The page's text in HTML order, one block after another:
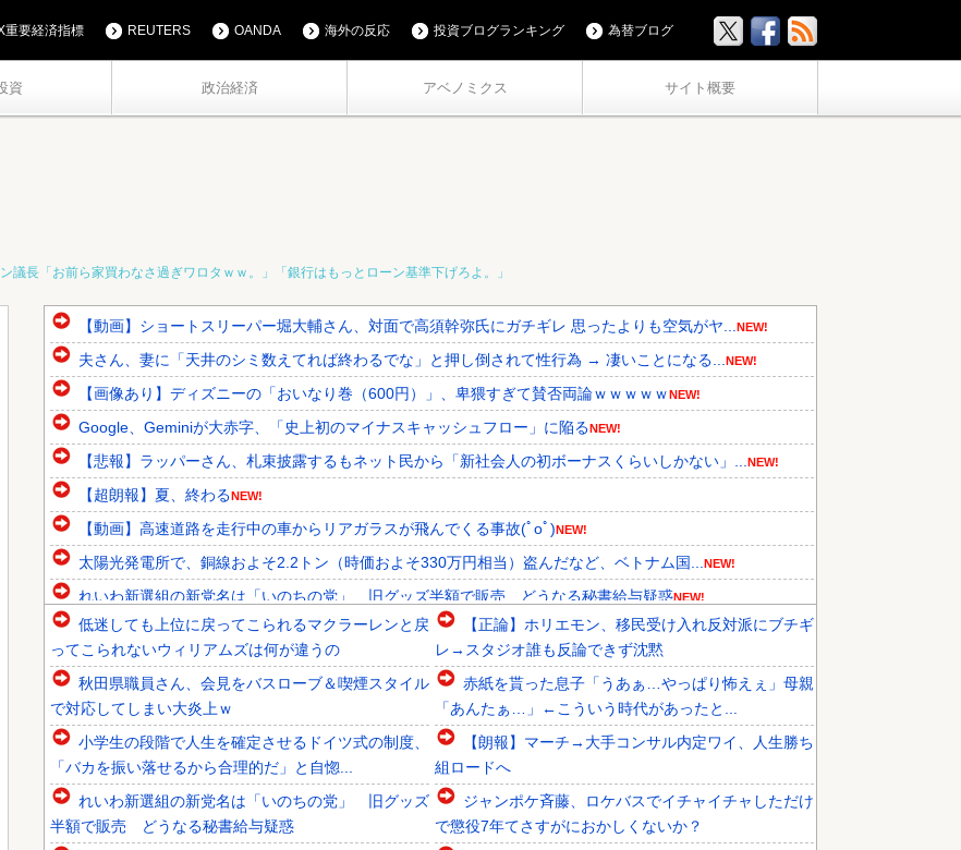
資 政治経済 アベノミクス サイト概要
重要経済指標 REUTERS OANDA 海外の反応 投資ブログランキング 為替ブログ
議長「お前ら家買わなさ過ぎワロタｗｗ。」「銀行はもっとローン基準下げろよ。」
【動画】ショートスリーパー堀大輔さん、対面で高須幹弥氏にガチギレ 思ったよりも空気がヤ... NEW!
夫さん、妻に「天井のシミ数えてれば終わるでな」と押し倒されて性行為 → 凄いことになる... NEW!
【画像あり】ディズニーの「おいなり巻（600円）」、卑猥すぎて賛否両論ｗｗｗｗｗNEW!
Google、Geminiが大赤字、「史上初のマイナスキャッシュフロー」に陥るNEW!
【悲報】ラッパーさん、札束披露するもネット民から「新社会人の初ボーナスくらいしかない」... NEW!
【超朗報】夏、終わるNEW!
【動画】高速道路を走行中の車からリアガラスが飛んでくる事故(ﾟoﾟ)NEW!
太陽光発電所で、銅線およそ2.2トン（時価およそ330万円相当）盗んだなど、ベトナム国... NEW!
れいわ新選組の新党名は「いのちの党」 旧グッズ半額で販売 どうなる秘書給与疑惑NEW!
韓国人「韓国代表がロンドン五輪銅メダル剥奪の危機！海外メディアが『時効の壁を越えてIO...
韓国人「韓国に10年間の出場権剥奪や過去ワールドカップ、オリンピック予選の記録削除を要...
韓国人「東南アジア各国が韓国サッカー協会による日本人や外国人審判接待を報道！」→「信頼...
Powered by livedoor 相互RSS
低迷しても上位に戻ってこられるマクラーレンと戻
ってこられないウィリアムズは何が違うの
秋田県職員さん、会見をバスローブ＆喫煙スタイル
で対応してしまい大炎上ｗ
小学生の段階で人生を確定させるドイツ式の制度、
「バカを振い落せるから合理的だ」と自惚...
れいわ新選組の新党名は「いのちの党」 旧グッズ
半額で販売 どうなる秘書給与疑惑
【正論】ホリエモン、移民受け入れ反対派にブチギ
レ→スタジオ誰も反論できず沈黙
赤紙を貰った息子「うあぁ…やっぱり怖えぇ」母親
「あんたぁ…」←こういう時代があったと...
【朗報】マーチ→大手コンサル内定ワイ、人生勝ち
組ロードへ
ジャンポケ斉藤、ロケバスでイチャイチャしただけ
で懲役7年てさすがにおかしくないか？